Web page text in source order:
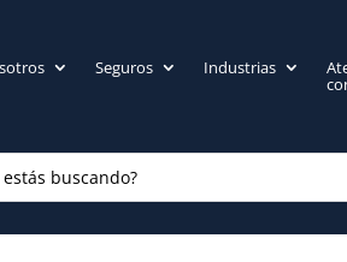
Seguros Industrias